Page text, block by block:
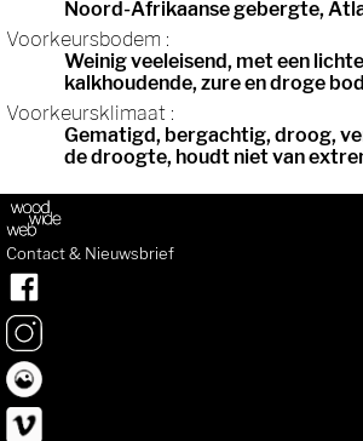
Noord-Afrikaanse gebergte,
Voorkeursbodem :
Weinig veeleisend, met een
kalkhoudende, zure en droge
Voorkeursklimaat :
Gematigd, bergachtig, droog,
de droogte, houdt niet van
Contact & Nieuwsbrief